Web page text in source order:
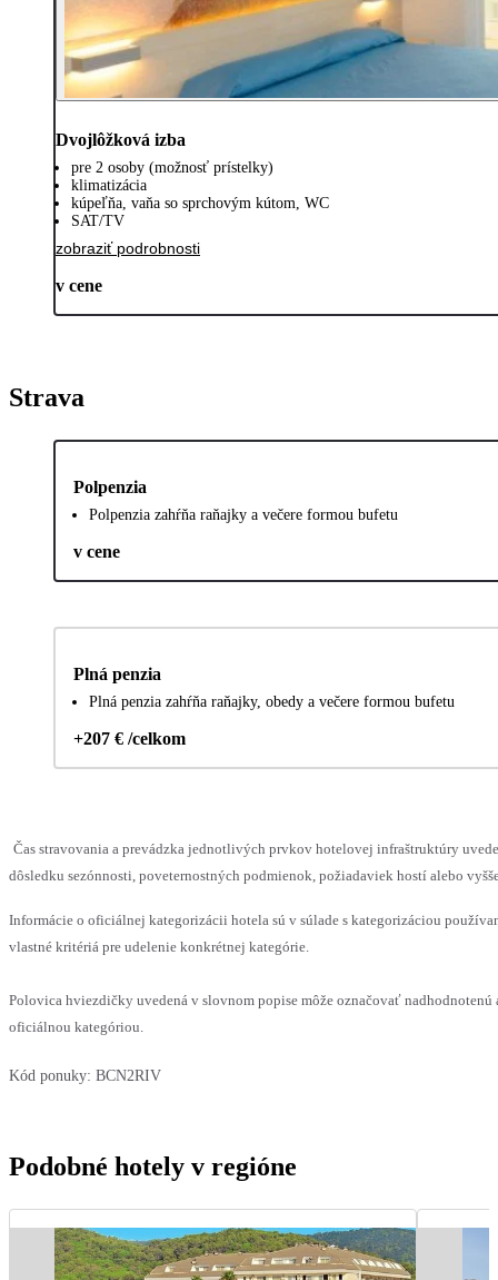
Dvojlôžková izba
pre 2 osoby (možnosť prístelky)
klimatizácia
kúpeľňa, vaňa so sprchovým kútom, WC
SAT/TV
zobraziť podrobnosti
v cene
Strava
Polpenzia
Polpenzia zahŕňa raňajky a večere formou bufetu
v cene
Plná penzia
Plná penzia zahŕňa raňajky, obedy a večere formou bufetu
+207 € /celkom
Čas stravovania a prevádzka jednotlivých prvkov hotelovej infraštruktúry
dôsledku sezónnosti, poveternostných podmienok, požiadaviek hostí alebo
Informácie o oficiálnej kategorizácii hotela sú v súlade s kategorizáciou
vlastné kritériá pre udelenie konkrétnej kategórie.
Polovica hviezdičky uvedená v slovnom popise môže označovať
oficiálnou kategóriou.
Kód ponuky: BCN2RIV
Podobné hotely v regióne